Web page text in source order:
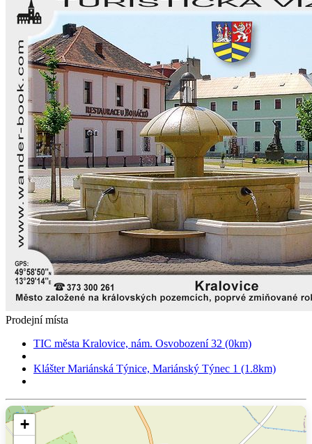
Prodejní místa
TIC města Kralovice, nám. Osvobození 32 (0km)
Klášter Mariánská Týnice, Mariánský Týnec 1 (1.8km)
+